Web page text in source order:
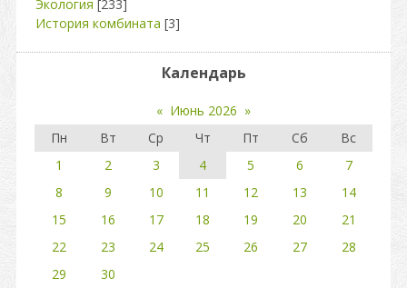
Экология [233]
История комбината [3]
Календарь
« Июнь 2026 »
Пн
Вт Ср Чт Пт Сб
Вс
1
2 3 4 5 6
7
8
9 10 11 12 13
14
15
16 17 18 19 20
21
22
23 24 25 26 27
28
29
30